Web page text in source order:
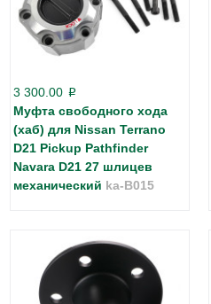
3 300.00 p
Муфта свободного хода
(хаб) для Nissan Terrano
D21 Pickup Pathfinder
Navara D21 27 шлицев
механический ka-B015